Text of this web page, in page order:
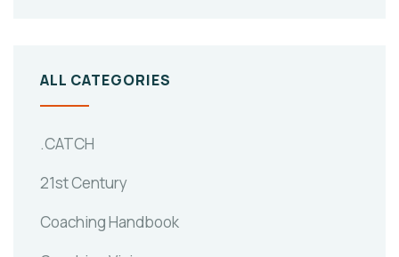
ALL CATEGORIES
.CATCH
21st Century
Coaching Handbook